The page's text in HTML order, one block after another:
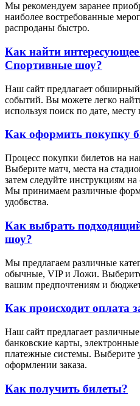
Мы рекомендуем заранее
наиболее востребованные
распроданы быстро.
Как найти
Спортивные шоу?
Наш сайт предлагает
событий. Вы можете легко
используя поиск по дате,
Как оформить покупку
Процесс покупки билетов на
Выберите матч, места на
затем следуйте инструкциям
Мы принимаем различные
удобвства.
Как выбрать
шоу?
Мы предлагаем различные
обычные, VIP и Ложи. Выберите
вашим предпочтениям и
Как происходит оплата
Наш сайт предлагает
банковские карты,
платежные системы. Выберите
оформлении заказа.
Как получить билеты?